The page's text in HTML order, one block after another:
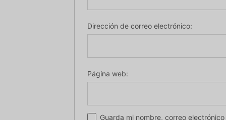
Dirección de correo electrónico:
Página web:
Guarda mi nombre, correo